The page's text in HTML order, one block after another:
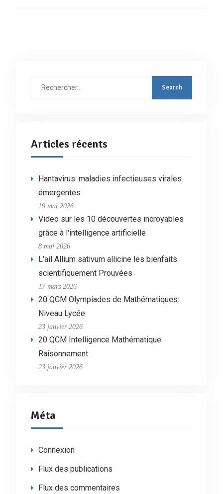
Articles récents
Hantavirus: maladies infectieuses virales
émergentes
19 mai 2026
Video sur les 10 découvertes incroyables
grâce à l'intelligence artificielle
8 mai 2026
L'ail Allium sativum allicine les bienfaits
scientifiquement Prouvées
17 mars 2026
20 QCM Olympiades de Mathématiques:
Niveau Lycée
23 janvier 2026
20 QCM Intelligence Mathématique
Raisonnement
23 janvier 2026
Méta
Connexion
Flux des publications
Flux des commentaires